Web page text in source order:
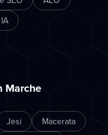
Marche
Jesi
Macerata